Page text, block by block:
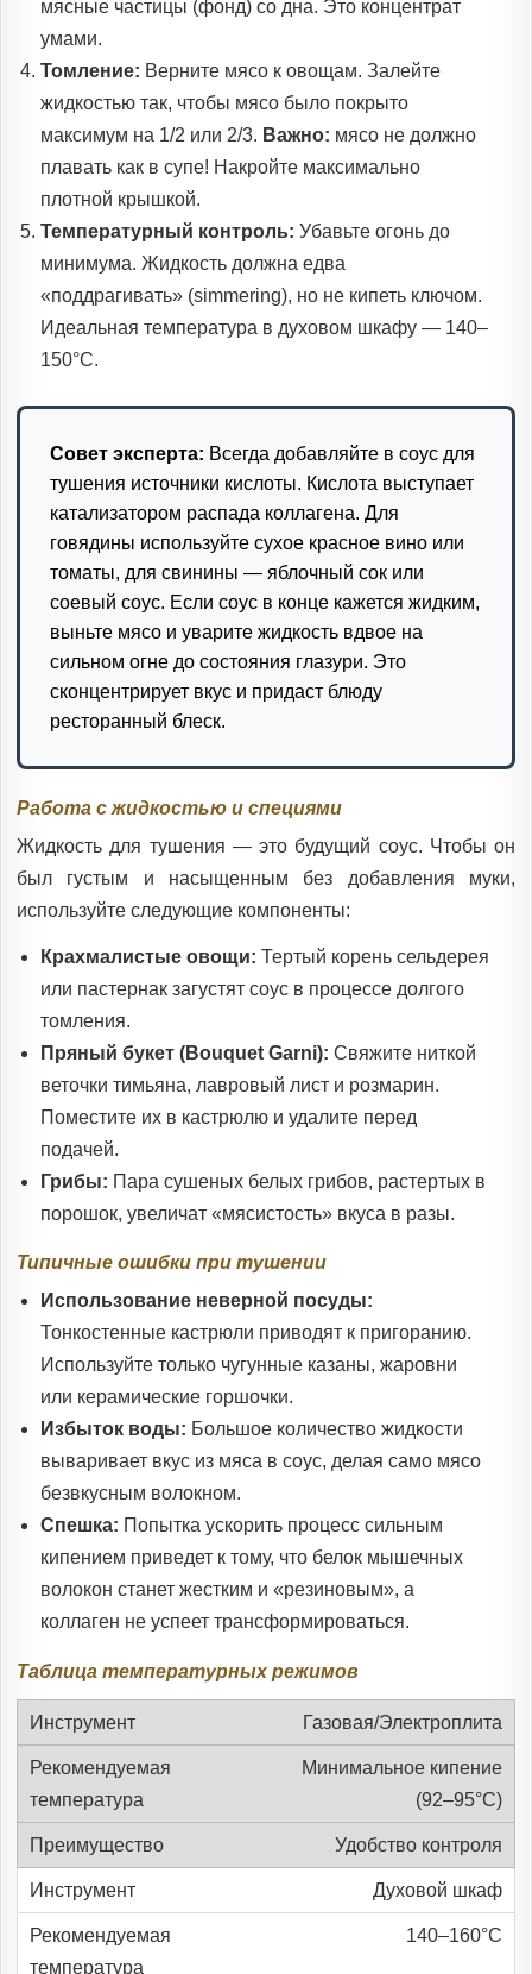
мясные частицы (фонд) со дна. Это концентрат
умами.
Томление: Верните мясо к овощам. Залейте
жидкостью так, чтобы мясо было покрыто
максимум на 1/2 или 2/3. Важно: мясо не должно
плавать как в супе! Накройте максимально
плотной крышкой.
Температурный контроль: Убавьте огонь до
минимума. Жидкость должна едва
«поддрагивать» (simmering), но не кипеть ключом.
Идеальная температура в духовом шкафу — 140–
150°C.
Совет эксперта: Всегда добавляйте в соус для
тушения источники кислоты. Кислота выступает
катализатором распада коллагена. Для
говядины используйте сухое красное вино или
томаты, для свинины — яблочный сок или
соевый соус. Если соус в конце кажется жидким,
выньте мясо и уварите жидкость вдвое на
сильном огне до состояния глазури. Это
сконцентрирует вкус и придаст блюду
ресторанный блеск.
Работа с жидкостью и специями
Жидкость для тушения — это будущий соус. Чтобы он
был густым и насыщенным без добавления муки,
используйте следующие компоненты:
Крахмалистые овощи: Тертый корень сельдерея
или пастернак загустят соус в процессе долгого
томления.
Пряный букет (Bouquet Garni): Свяжите ниткой
веточки тимьяна, лавровый лист и розмарин.
Поместите их в кастрюлю и удалите перед
подачей.
Грибы: Пара сушеных белых грибов, растертых в
порошок, увеличат «мясистость» вкуса в разы.
Типичные ошибки при тушении
Использование неверной посуды:
Тонкостенные кастрюли приводят к пригоранию.
Используйте только чугунные казаны, жаровни
или керамические горшочки.
Избыток воды: Большое количество жидкости
вываривает вкус из мяса в соус, делая само мясо
безвкусным волокном.
Спешка: Попытка ускорить процесс сильным
кипением приведет к тому, что белок мышечных
волокон станет жестким и «резиновым», а
коллаген не успеет трансформироваться.
Таблица температурных режимов
Газовая/Электроплита
Минимальное кипение
(92–95°C)
Удобство контроля
Духовой шкаф
140–160°C